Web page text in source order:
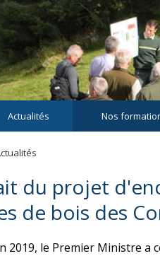
Actualités Nos
du projet
de bois des
2019, le Premier Ministre a